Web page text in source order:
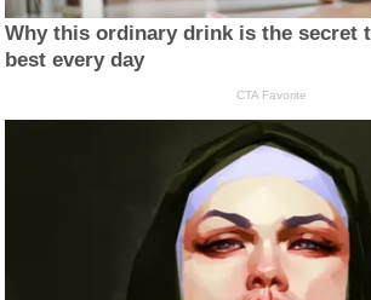
Why this ordinary drink is the secret
best every day
CTA Favorite